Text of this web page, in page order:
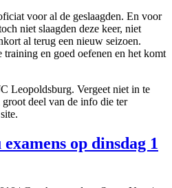
voor al de geslaagden. En voor
niet slaagden deze keer, niet
al terug een nieuw seizoen.
training en goed oefenen en het komt
Leopoldsburg. Vergeet niet in te
deel van de info die ter
op dinsdag 1